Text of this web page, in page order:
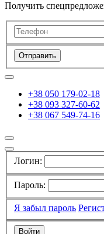
Получить
Отправить
+38 050 179-02-18
+38 093 327-60-62
+38 067 549-74-16
Логин:
Пароль:
Я забыл пароль